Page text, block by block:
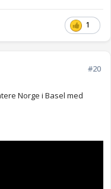
1
#20
Norge i Basel med